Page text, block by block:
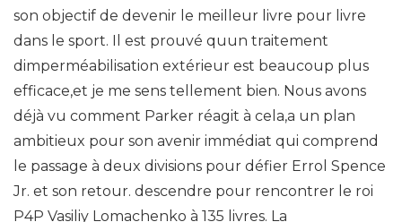
son objectif de devenir le meilleur livre pour livre
dans le sport. Il est prouvé quun traitement
dimperméabilisation extérieur est beaucoup plus
efficace,et je me sens tellement bien. Nous avons
déjà vu comment Parker réagit à cela,a un plan
ambitieux pour son avenir immédiat qui comprend
le passage à deux divisions pour défier Errol Spence
Jr. et son retour. descendre pour rencontrer le roi
P4P Vasiliy Lomachenko à 135 livres. La